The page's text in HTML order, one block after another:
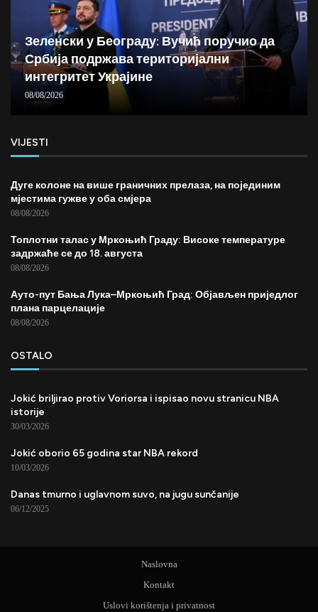
Зеленски у Београду: Вучић поручио да
Србија подржава територијални
интегритет Украјине
08/08/2026
VIJESTI
Дуге колоне на више граничних прелаза, на појединим
мјестима гужве у оба смјера
08/08/2026
Топлотни талас у Мркоњић Граду: Високе температуре
задржаће се до 18. августа
08/08/2026
Ауто-пут Бања Лука–Мркоњић Град: Објављен приједлог
плана парцелације
08/08/2026
OSTALO
Jokić briljirao protiv Voriorsa i ispisao novu stranicu NBA
istorije
30/03/2026
Jokić oborio 65 godina star NBA rekord
10/03/2026
Danas tmurno i uglavnom suvo, na jugu sunčanije
06/12/2025
Naslovna
Kontakt
Uslovi korištenja i privatnost